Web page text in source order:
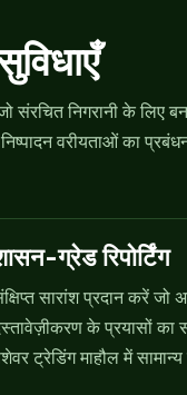
निगरानी के लिए
वरीयताओं का
ग्रेड रिपोर्टिंग
सारांश प्रदान करें
के प्रयासों का
ट्रेडिंग माहौल में